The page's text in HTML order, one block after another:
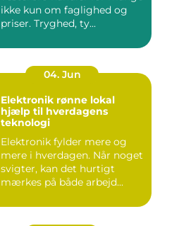
ikke kun om faglighed og
priser. Tryghed, ty...
04. Jun
Elektronik rønne lokal
hjælp til hverdagens
teknologi
Elektronik fylder mere og
mere i hverdagen. Når noget
svigter, kan det hurtigt
mærkes på både arbejd...